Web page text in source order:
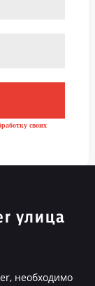
своих
улица
необходимо